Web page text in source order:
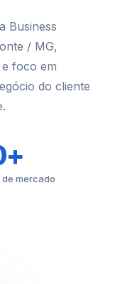
Business
/ MG,
foco em
do cliente
de mercado